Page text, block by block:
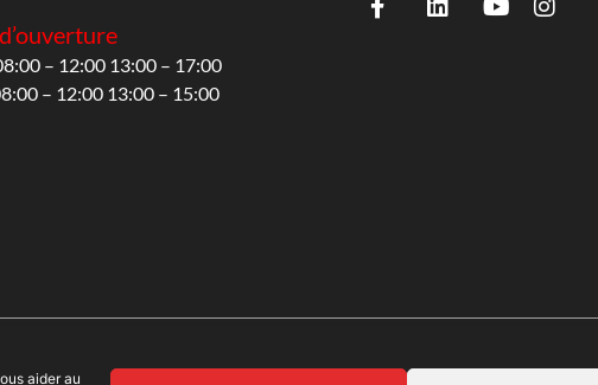
aider au
– 12:00 13:00 – 17:00
– 12:00 13:00 – 15:00